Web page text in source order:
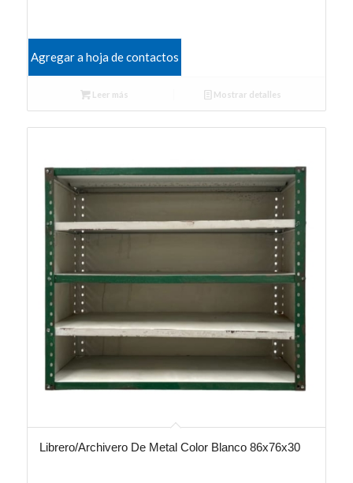
Agregar a hoja de contactos
Leer más Mostrar detalles
Librero/Archivero De Metal Color Blanco 86x76x30